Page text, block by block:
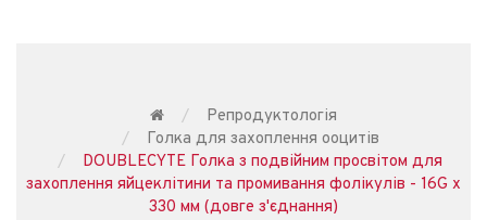
Репродуктологія
Голка для захоплення ооцитів
DOUBLECYTE Голка з подвійним просвітом для
захоплення яйцеклітини та промивання фолікулів - 16G x
330 мм (довге з'єднання)